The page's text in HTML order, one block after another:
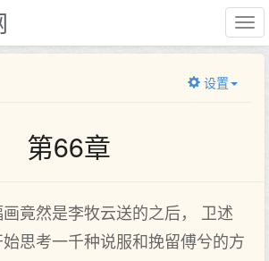
设置
第66章
竟然是李牧云送的之后， 卫述
思考一千种说服和挽留傅兮的方